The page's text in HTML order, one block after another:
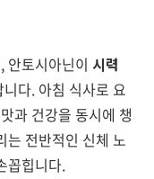
안토시아닌이 시력
다. 아침 식사로 요
과 건강을 동시에 챙
는 전반적인 신체 노
꼽힙니다.